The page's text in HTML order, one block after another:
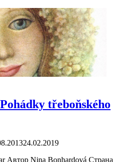
třeboňského
24.02.2019
Автор Nina Bonhardová Страна